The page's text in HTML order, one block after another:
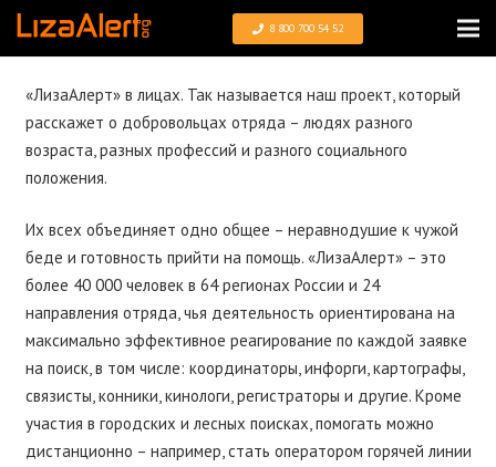
8 800 700 54 52
«ЛизаАлерт» в лицах. Так называется наш проект, который
расскажет о добровольцах отряда – людях разного
возраста, разных профессий и разного социального
положения.
Их всех объединяет одно общее – неравнодушие к чужой
беде и готовность прийти на помощь. «ЛизаАлерт» – это
более 40 000 человек в 64 регионах России и 24
направления отряда, чья деятельность ориентирована на
максимально эффективное реагирование по каждой заявке
на поиск, в том числе: координаторы, инфорги, картографы,
связисты, конники, кинологи, регистраторы и другие. Кроме
участия в городских и лесных поисках, помогать можно
дистанционно – например, стать оператором горячей линии